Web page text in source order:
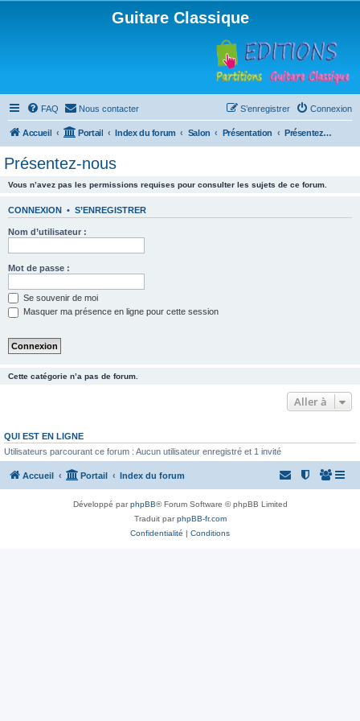
Guitare Classique
FAQ Nous contacter Connexion
S’enregistrer
Accueil Portail Index du forum Salon Présentation Présentez-nous
Présentez-nous
Vous n’avez pas les permissions requises pour consulter les sujets de ce forum.
CONNEXION • S’ENREGISTRER
Nom d’utilisateur :
Mot de passe :
Se souvenir de moi
Masquer ma présence en ligne pour cette session
Cette catégorie n’a pas de forum.
Aller à
QUI EST EN LIGNE
Utilisateurs parcourant ce forum : Aucun utilisateur enregistré et 1 invité
Accueil Portail Index du forum
Développé parphpBB® Forum Software © phpBB Limited
Traduit parphpBB-fr.com
Confidentialité | Conditions